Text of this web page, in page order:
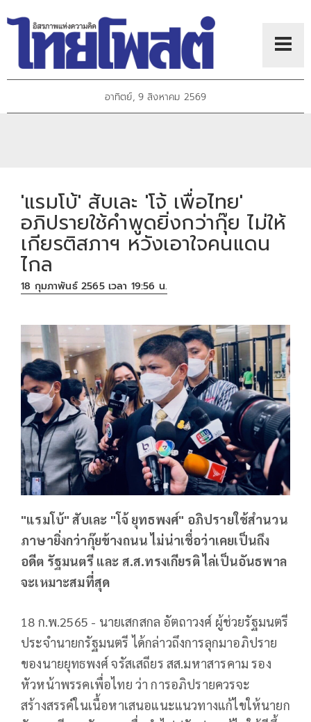
อาทิตย์, 9 สิงหาคม 2569
'แรมโบ้' สับเละ 'โจ้ เพื่อไทย'
อภิปรายใช้คำพูดยิ่งกว่ากุ๊ย ไม่ให้
เกียรติสภาฯ หวังเอาใจคนแดน
ไกล
18 กุมภาพันธ์ 2565 เวลา 19:56 น.
"แรมโบ้" สับเละ "โจ้ ยุทธพงศ์" อภิปรายใช้สำนวน
ภาษายิ่งกว่ากุ๊ยข้างถนน ไม่น่าเชื่อว่าเคยเป็นถึง
อดีต รัฐมนตรี และ ส.ส.ทรงเกียรติ ไล่เป็นอันธพาล
จะเหมาะสมที่สุด
18 ก.พ.2565 - นายเสกสกล อัตถาวงศ์ ผู้ช่วยรัฐมนตรี
ประจำนายกรัฐมนตรี ได้กล่าวถึงการลุกมาอภิปราย
ของนายยุทธพงศ์ จรัสเสถียร สส.มหาสารคาม รอง
หัวหน้าพรรคเพื่อไทย ว่า การอภิปรายควรจะ
สร้างสรรค์ในเนื้อหาเสนอแนะแนวทางแก้ไขให้นายก